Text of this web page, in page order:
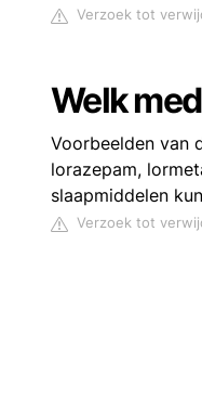
Verzoek tot
Welk
Voorbeelden van
lorazepam,
slaapmiddelen
Verzoek tot